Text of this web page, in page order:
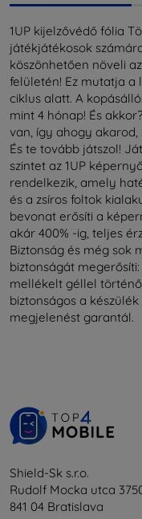
1UP kijelzővédő fólia
játékjátékosok
köszönhetően növeli
felületén! Ez mutatja a
ciklus alatt. A
mint 4 hónap! És
van, így ahogy
És te tovább játszol!
szintet az 1UP
rendelkezik, amely
és a zsíros foltok
bevonat erősíti a
akár 400% -ig, teljes
Biztonság és még sok
biztonságát
mellékelt géllel
biztonságos a
megjelenést garantál.
Shield-Sk s.r.o.
Rudolf Mocka utca
841 04 Bratislava